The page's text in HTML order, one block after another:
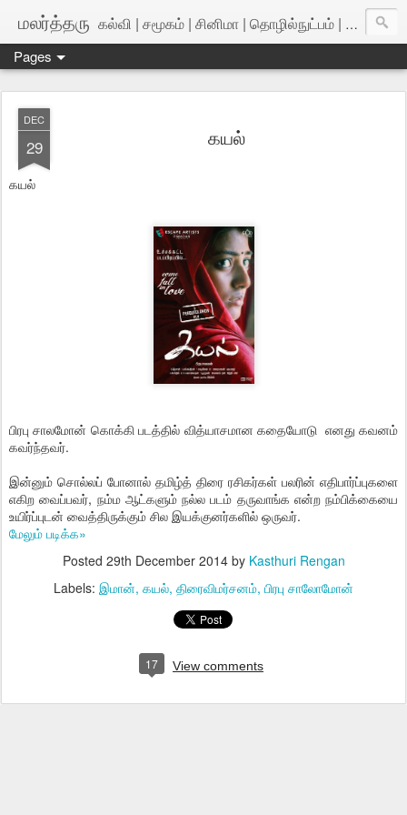
மலர்த்தரு கல்வி | சமூகம் | சினிமா | தொழில்நுட்பம் | அறிவியல்
Pages
DEC
29 கயல்
கயல்
பிரபு சாலமோன் கொக்கி படத்தில் வித்யாசமான கதையோடு எனது கவனம்
கவர்ந்தவர்.
இன்னும் சொல்லப் போனால் தமிழ்த் திரை ரசிகர்கள் பலரின் எதிபார்ப்புகளை
எகிற வைப்பவர், நம்ம ஆட்களும் நல்ல படம் தருவாங்க என்ற நம்பிக்கையை
உயிர்ப்புடன் வைத்திருக்கும் சில இயக்குனர்களில் ஒருவர்.
மேலும் படிக்க»
Posted 29th December 2014by Kasthuri Rengan
Labels: இமான் கயல் திரைவிமர்சனம் பிரபு சாலோமோன்
17 View comments